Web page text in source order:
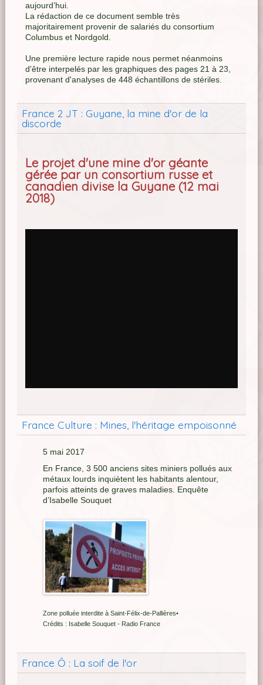
aujourd’hui.
La rédaction de ce document semble très
majoritairement provenir de salariés du consortium
Columbus et Nordgold.
Une première lecture rapide nous permet néanmoins
d'être interpelés par les graphiques des pages 21 à 23,
provenant d'analyses de 448 échantillons de stériles.
France 2 JT : Guyane, la mine d'or de la
discorde
Le projet d'une mine d'or géante
gérée par un consortium russe et
canadien divise la Guyane (12 mai
2018)
France Culture : Mines, l'héritage empoisonné
5 mai 2017
En France, 3 500 anciens sites miniers pollués aux
métaux lourds inquiètent les habitants alentour,
parfois atteints de graves maladies. Enquête
d’Isabelle Souquet
Zone polluée interdite à Saint-Félix-de-Pallières•
Crédits : Isabelle Souquet - Radio France
France Ô : La soif de l'or